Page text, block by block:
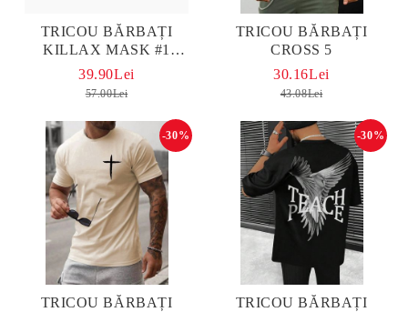
TRICOU BĂRBAȚI
KILLAX MASK #1
OVERSIZED
39.90Lei
57.00Lei
TRICOU BĂRBAȚI
CROSS 5
30.16Lei
43.08Lei
TRICOU BĂRBAȚI
-30%
TRICOU BĂRBAȚI
-30%